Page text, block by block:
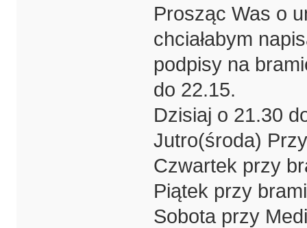
Prosząc Was o
chciałabym
podpisy na
do 22.15.
Dzisiaj o 21.30
Jutro(środa)
Czwartek przy
Piątek przy
Sobota przy